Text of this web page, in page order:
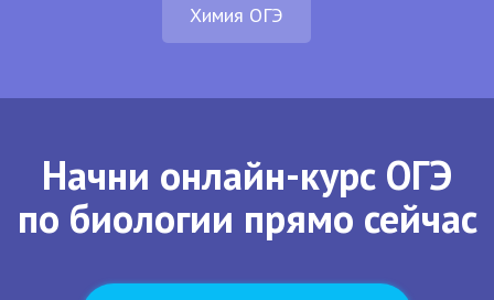
Химия ОГЭ
Начни онлайн-курс ОГЭ
по биологии прямо сейчас